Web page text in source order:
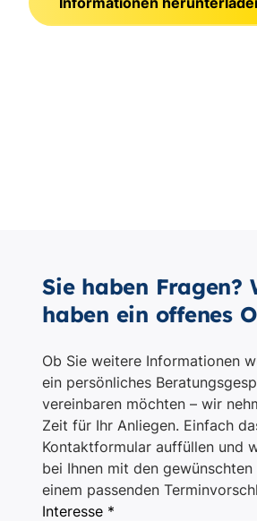
Sie haben Fragen?
haben ein offenes
Ob Sie weitere Informationen
ein persönliches
vereinbaren möchten – wir
Zeit für Ihr Anliegen. Einfach
Kontaktformular auffüllen und
bei Ihnen mit den
einem passenden
Interesse *